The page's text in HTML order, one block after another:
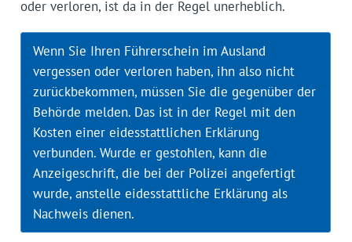
oder verloren, ist da in der Regel unerheblich.
Wenn Sie Ihren Führerschein im Ausland
vergessen oder verloren haben, ihn also nicht
zurückbekommen, müssen Sie die gegenüber der
Behörde melden. Das ist in der Regel mit den
Kosten einer eidesstattlichen Erklärung
verbunden. Wurde er gestohlen, kann die
Anzeigeschrift, die bei der Polizei angefertigt
wurde, anstelle eidesstattliche Erklärung als
Nachweis dienen.